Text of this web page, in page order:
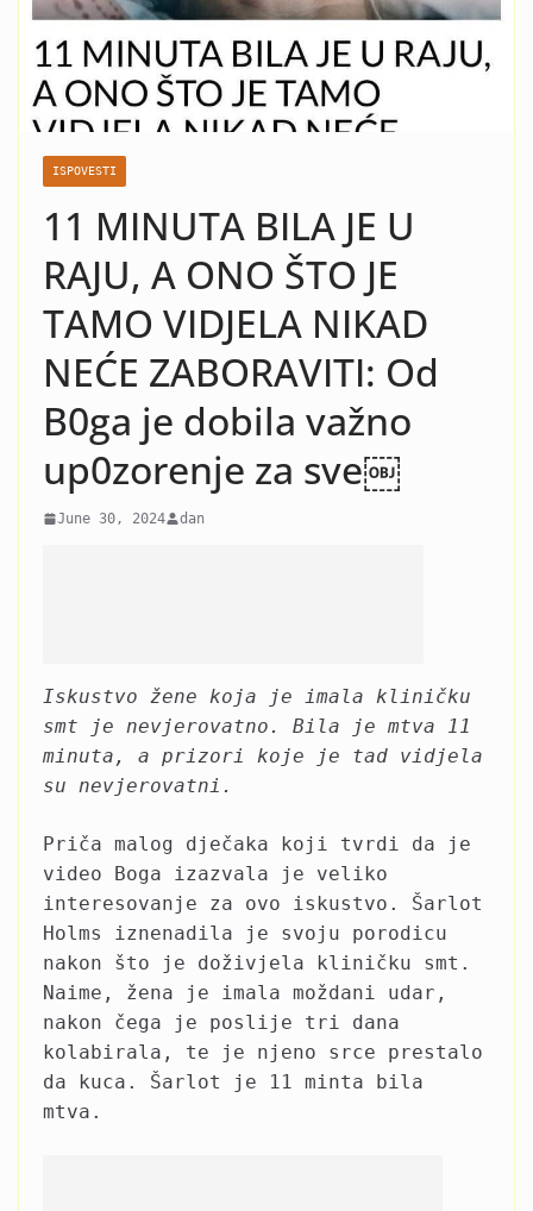
nasilje i krah: Evo koja žena
Jovanovića! Kad vidite o kome
se radi neće vam bit dobro!
ISPOVESTI
11 MINUTA BILA JE U
RAJU, A ONO ŠTO JE
TAMO VIDJELA NIKAD
NEĆE ZABORAVITI: Od
B0ga je dobila važno
up0zorenje za sve￼
June 30, 2024 dan
Iskustvo žene koja je imala kliničku
smt je nevjerovatno. Bila je mtva 11
minuta, a prizori koje je tad vidjela
su nevjerovatni.
Priča malog dječaka koji tvrdi da je
video Boga izazvala je veliko
interesovanje za ovo iskustvo. Šarlot
Holms iznenadila je svoju porodicu
nakon što je doživjela kliničku smt.
Naime, žena je imala moždani udar,
nakon čega je poslije tri dana
kolabirala, te je njeno srce prestalo
da kuca. Šarlot je 11 minta bila
mtva.